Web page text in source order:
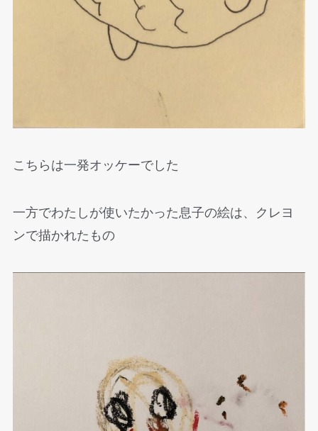
こちらは一発オッケーでした
一方でわたしが使いたかった息子の絵は、クレヨ
ンで描かれたもの